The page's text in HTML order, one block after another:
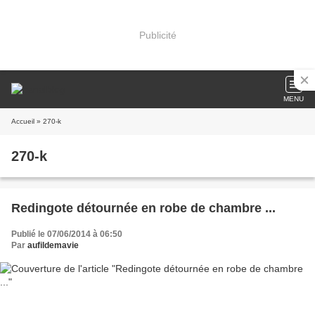
Publicité
MENU
Accueil » 270-k
270-k
Redingote détournée en robe de chambre ...
Publié le 07/06/2014 à 06:50
Par aufildemavie